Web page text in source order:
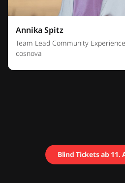
Annika Spitz
Team Lead Community Experience
cosnova
Blind Tickets ab 11.